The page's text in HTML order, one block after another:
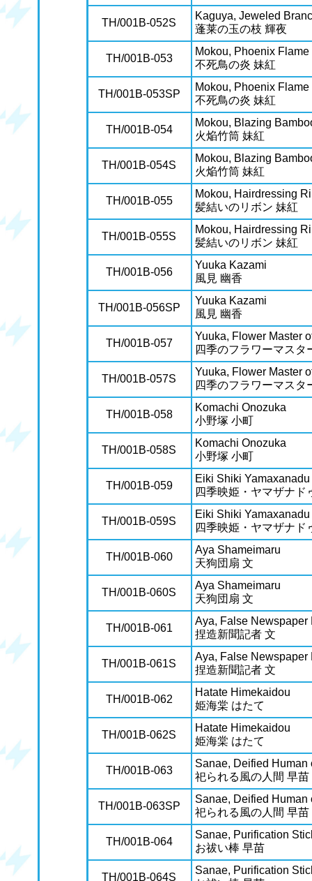
TH/001B-052S
Kaguya, Jeweled
蓬莱の玉の枝 輝夜
TH/001B-053
Mokou, Phoenix Flame
不死鳥の炎 妹紅
TH/001B-053SP
Mokou, Phoenix Flame
不死鳥の炎 妹紅
TH/001B-054
Mokou, Blazing
火焔竹筒 妹紅
TH/001B-054S
Mokou, Blazing
火焔竹筒 妹紅
TH/001B-055
Mokou, Hairdressing
髪結いのリボン 妹紅
TH/001B-055S
Mokou, Hairdressing
髪結いのリボン 妹紅
TH/001B-056
Yuuka Kazami
風見 幽香
TH/001B-056SP
Yuuka Kazami
風見 幽香
TH/001B-057
Yuuka, Flower Master
四季のフラワーマスタ
TH/001B-057S
Yuuka, Flower Master
四季のフラワーマスタ
TH/001B-058
Komachi Onozuka
小野塚 小町
TH/001B-058S
Komachi Onozuka
小野塚 小町
TH/001B-059
Eiki Shiki Yamaxanadu
四季映姫・ヤマザナド
TH/001B-059S
Eiki Shiki Yamaxanadu
四季映姫・ヤマザナド
TH/001B-060
Aya Shameimaru
天狗団扇 文
TH/001B-060S
Aya Shameimaru
天狗団扇 文
TH/001B-061
Aya, False Newspaper
捏造新聞記者 文
TH/001B-061S
Aya, False Newspaper
捏造新聞記者 文
TH/001B-062
Hatate Himekaidou
姫海棠 はたて
TH/001B-062S
Hatate Himekaidou
姫海棠 はたて
TH/001B-063
Sanae, Deified Human
祀られる風の人間 早苗
TH/001B-063SP
Sanae, Deified Human
祀られる風の人間 早苗
TH/001B-064
Sanae, Purification
お祓い棒 早苗
TH/001B-064S
Sanae, Purification